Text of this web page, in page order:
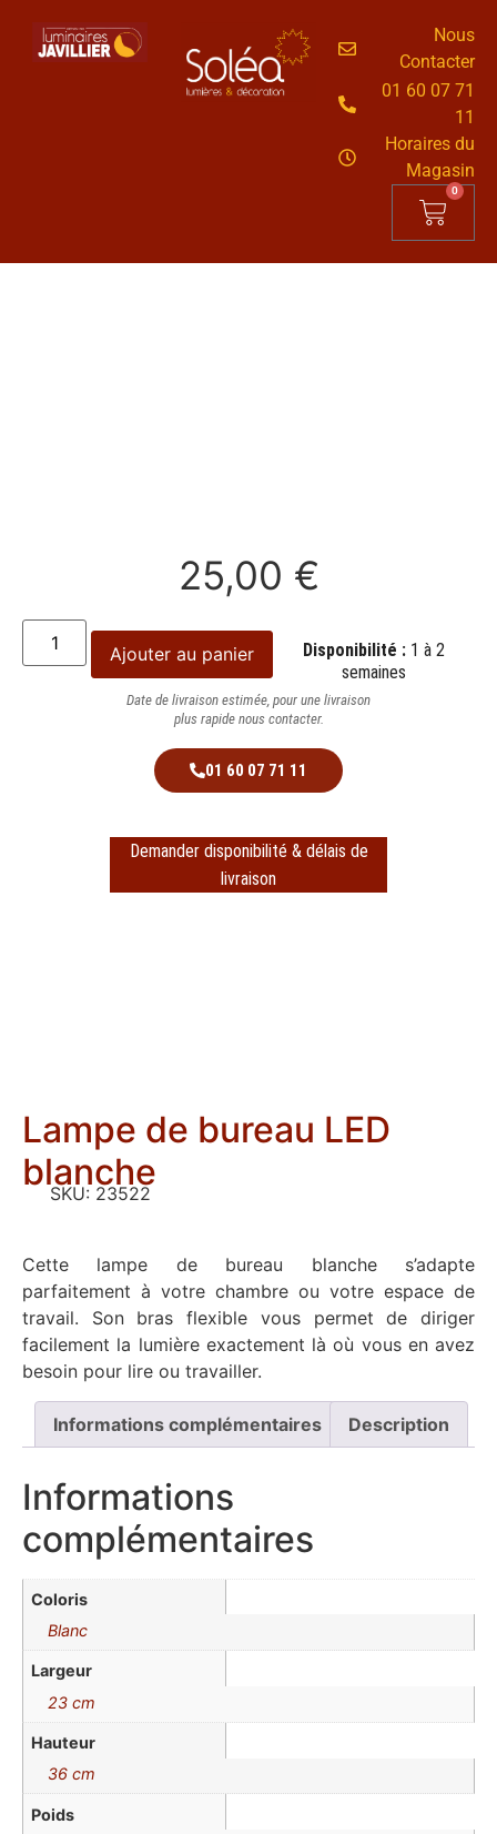
Nous
Contacter
01 60 07 71
11
Horaires du
Magasin
0
25,00 €
Ajouter au panier Disponibilité : 1 à 2
semaines
Date de livraison estimée, pour une livraison
plus rapide nous contacter.
01 60 07 71 11
Demander disponibilité & délais de
livraison
Lampe de bureau LED
blanche
SKU: 23522
Cette lampe de bureau blanche s’adapte
parfaitement à votre chambre ou votre espace de
travail. Son bras flexible vous permet de diriger
facilement la lumière exactement là où vous en avez
besoin pour lire ou travailler.
Informations complémentaires Description
Informations
complémentaires
Coloris
Blanc
Largeur
23 cm
Hauteur
36 cm
Poids